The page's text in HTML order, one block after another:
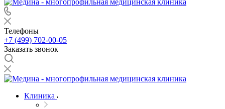
Телефоны
+7 (499) 702-00-05
Заказать звонок
Клиника